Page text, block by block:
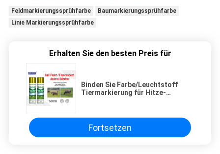
Feldmarkierungssprühfarbe
Baumarkierungssprühfarbe
Linie Markierungssprühfarbe
Erhalten Sie den besten Preis für
Binden Sie Farbe/Leuchtstoff
Tiermarkierung für Hitze-
Fortsetzen